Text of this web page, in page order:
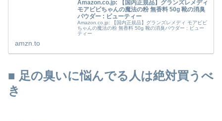
Amazon.co.jp: 【国内正規品】グランズレメディ
モアビビちゃんの魔法の粉 無香料 50g 靴の消臭
パウダー : ビューティー
Amazon.co.jp: 【国内正規品】グランズレメディ モアビビ
ちゃんの魔法の粉 無香料 50g 靴の消臭パウダー : ビュー
ティー
amzn.to
■ 足の臭いに悩んでる人は絶対買うべ
き